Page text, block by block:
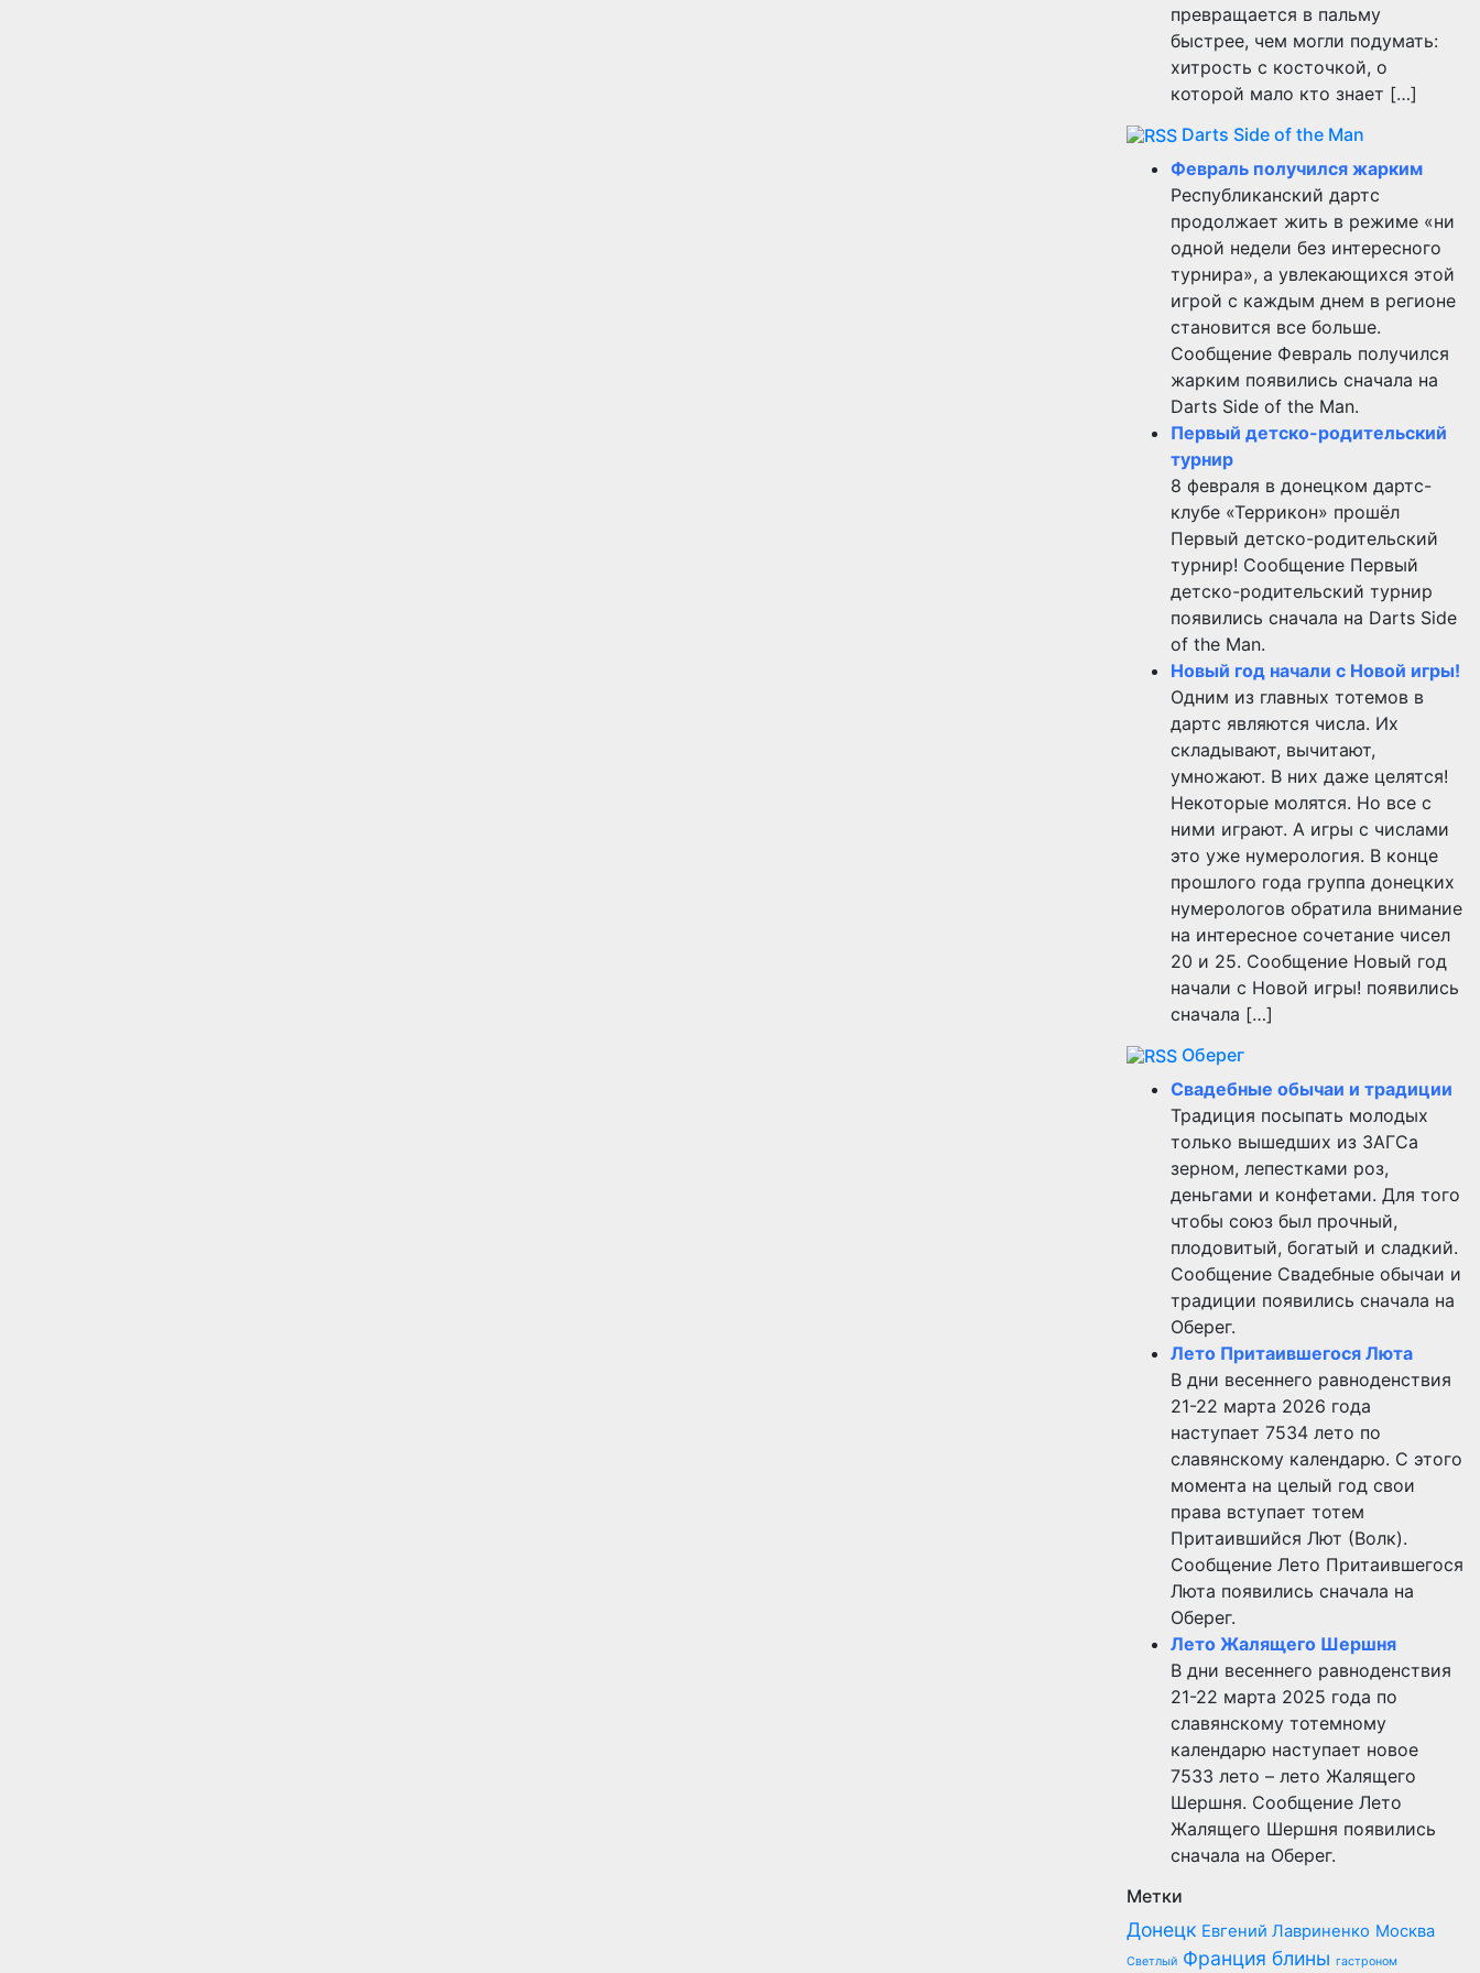
превращается в пальму
быстрее, чем могли подумать:
хитрость с косточкой, о
которой мало кто знает […]
Darts Side of the Man
Февраль получился жарким
Республиканский дартс
продолжает жить в режиме «ни
одной недели без интересного
турнира», а увлекающихся этой
игрой с каждым днем в регионе
становится все больше.
Сообщение Февраль получился
жарким появились сначала на
Darts Side of the Man.
Первый детско-родительский
турнир
8 февраля в донецком дартс-
клубе «Террикон» прошёл
Первый детско-родительский
турнир! Сообщение Первый
детско-родительский турнир
появились сначала на Darts Side
of the Man.
Новый год начали с Новой игры!
Одним из главных тотемов в
дартс являются числа. Их
складывают, вычитают,
умножают. В них даже целятся!
Некоторые молятся. Но все с
ними играют. А игры с числами
это уже нумерология. В конце
прошлого года группа донецких
нумерологов обратила внимание
на интересное сочетание чисел
20 и 25. Сообщение Новый год
начали с Новой игры! появились
сначала […]
Оберег
Свадебные обычаи и традиции
Традиция посыпать молодых
только вышедших из ЗАГСа
зерном, лепестками роз,
деньгами и конфетами. Для того
чтобы союз был прочный,
плодовитый, богатый и сладкий.
Сообщение Свадебные обычаи и
традиции появились сначала на
Оберег.
Лето Притаившегося Люта
В дни весеннего равноденствия
21-22 марта 2026 года
наступает 7534 лето по
славянскому календарю. С этого
момента на целый год свои
права вступает тотем
Притаившийся Лют (Волк).
Сообщение Лето Притаившегося
Люта появились сначала на
Оберег.
Лето Жалящего Шершня
В дни весеннего равноденствия
21-22 марта 2025 года по
славянскому тотемному
календарю наступает новое
7533 лето – лето Жалящего
Шершня. Сообщение Лето
Жалящего Шершня появились
сначала на Оберег.
Метки
Донецк Евгений Лавриненко Москва
Светлый Франция блины гастроном